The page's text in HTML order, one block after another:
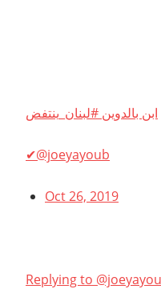
ابن بالدوين #لبنان_ينتفض
✔@joeyayoub
Oct 26, 2019
Replying to